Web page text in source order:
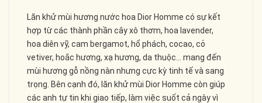
Lăn khử mùi hương nước hoa Dior Homme có sự kết
hợp từ các thành phần cây xô thơm, hoa lavender,
hoa diên vỹ, cam bergamot, hổ phách, cocao, cỏ
vetiver, hoắc hương, xạ hương, da thuộc... mang đến
mùi hương gỗ nồng nàn nhưng cực kỳ tinh tế và sang
trọng. Bên cạnh đó, lăn khử mùi Dior Homme còn giúp
các anh tự tin khi giao tiếp, làm việc suốt cả ngày vì